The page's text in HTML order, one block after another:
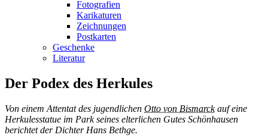
Fotografien
Karikaturen
Zeichnungen
Postkarten
Geschenke
Literatur
Der Podex des Herkules
Von einem Attentat des jugendlichen Otto von Bismarckauf eine
Herkulesstatue im Park seines elterlichen Gutes Schönhausen
berichtet der Dichter Hans Bethge.